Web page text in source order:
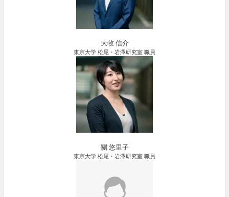
大牧 信介
東京大学 松尾・岩澤研究室 職員
關 悠里子
東京大学 松尾・岩澤研究室 職員